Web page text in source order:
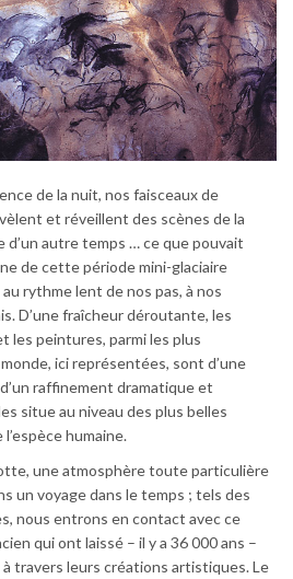
de la nuit, nos faisceaux de
et réveillent des scènes de la
d’un autre temps … ce que pouvait
de cette période mini-glaciaire
rythme lent de nos pas, à nos
D’une fraîcheur déroutante, les
les peintures, parmi les plus
ici représentées, sont d’une
raffinement dramatique et
situe au niveau des plus belles
humaine.
une atmosphère toute particulière
un voyage dans le temps ; tels des
nous entrons en contact avec ce
qui ont laissé – il y a 36 000 ans –
travers leurs créations artistiques. Le